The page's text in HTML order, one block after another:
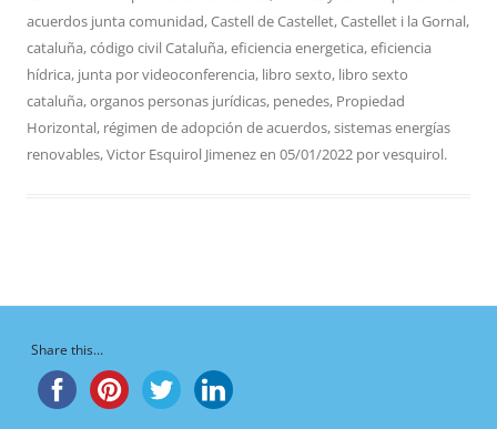
acuerdos junta comunidad,Castell de Castellet,Castellet i la Gornal,
cataluña,código civil Cataluña,eficiencia energetica,eficiencia
hídrica, junta por videoconferencia, libro sexto, libro sexto
cataluña,organos personas jurídicas, penedes, Propiedad
Horizontal, régimen de adopción de acuerdos,sistemas energías
renovables,Victor Esquirol Jimenezen 05/01/2022 porvesquirol.
Share this...